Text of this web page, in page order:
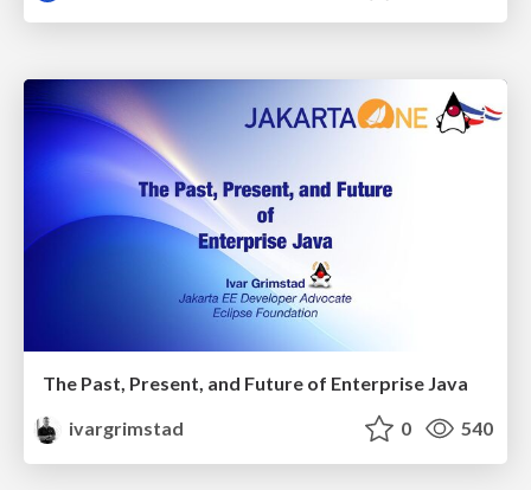
The Past, Present, and Future of Enterprise Java
ivargrimstad
0 540